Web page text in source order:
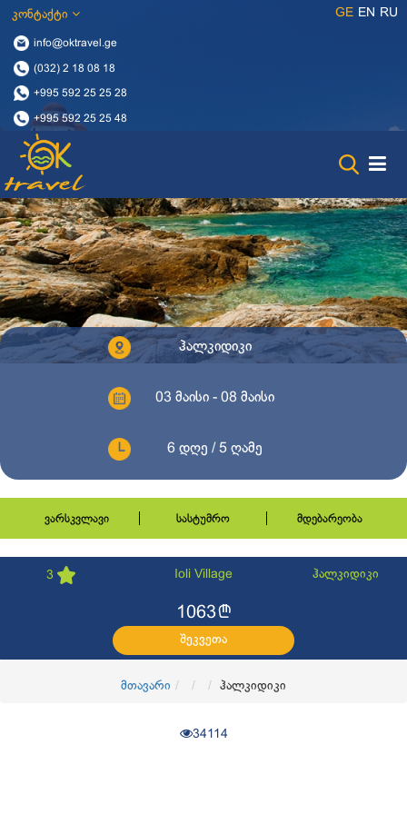
კონტაქტი
info@oktravel.ge
(032) 2 18 08 18
+995 592 25 25 28
+995 592 25 25 48
GE EN RU
ჰალკიდიკი
03 მაისი - 08 მაისი
6 დღე / 5 ღამე
ვარსკვლავი სასტუმრო მდებარეობა
3 Ioli Village ჰალკიდიკი
1063l
შეკვეთა
მთავარი ჰალკიდიკი
34114